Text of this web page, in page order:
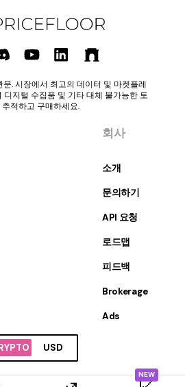
USD
NEW
문. 시장에서 최고의 데이터 및 마켓플레
디지털 수집품 및 기타 대체 불가능한 토
추적하고 구매하세요.
회사
소개
문의하기
API 요청
로드맵
피드백
Brokerage
Ads
권 소유.